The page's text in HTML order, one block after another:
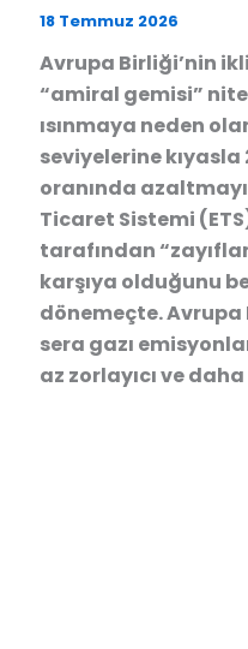
18 Temmuz 2026
Avrupa Birliği’nin
“amiral gemisi”
ısınmaya neden
seviyelerine kıyasla
oranında
Ticaret Sistemi
tarafından
karşıya olduğunu
dönemeçte.
sera gazı
az zorlayıcı ve